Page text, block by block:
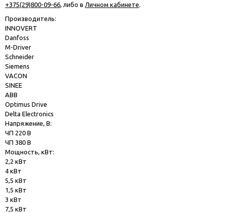
+375(29)800-09-66 , либо в Личном кабинете
Производитель:
INNOVERT
Danfoss
M-Driver
Schneider
Siemens
VACON
SINEE
ABB
Optimus Drive
Delta Electronics
Напряжение, В:
ЧП 220 В
ЧП 380 В
Мощность, кВт:
2,2 кВт
4 кВт
5,5 кВт
1,5 кВт
3 кВт
7,5 кВт